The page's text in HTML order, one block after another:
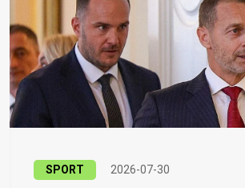
SPORT 2026-07-30